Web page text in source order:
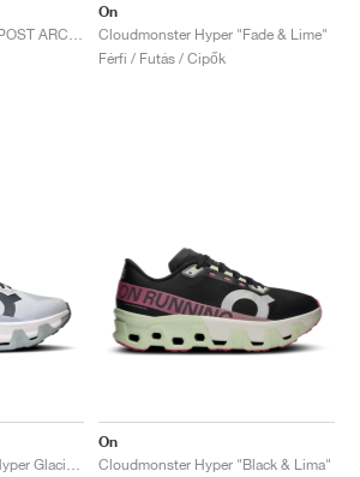
On
Cloudmonster Hyper "Fade & Lime"
Férfi / Futás / Cipők
On
Cloudmonster Hyper "Black & Lima"